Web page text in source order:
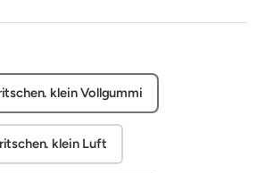
klein Vollgummi
klein Luft